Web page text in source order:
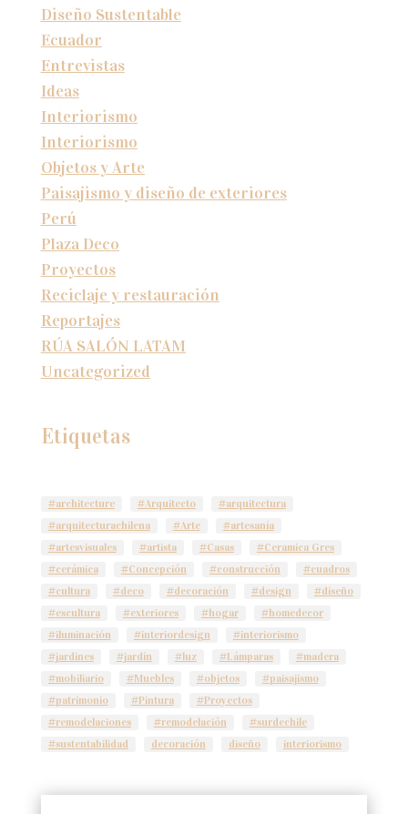
Diseño Sustentable
Ecuador
Entrevistas
Ideas
Interiorismo
Interiorismo
Objetos y Arte
Paisajismo y diseño de exteriores
Perú
Plaza Deco
Proyectos
Reciclaje y restauración
Reportajes
RÚA SALÓN LATAM
Uncategorized
Etiquetas
#architecture #Arquitecto
#arquitectura
#arquitecturachilena
#Arte
#artesanía
#artesvisuales
#artista #Casas
#Ceramica Gres
#cerámica
#Concepción #construcción
#cuadros
#cultura
#deco #decoración #design
#diseño
#escultura
#exteriores #hogar
#homedecor
#iluminación
#interiordesign
#interiorismo
#jardines
#jardín #luz #Lámparas
#madera
#mobiliario
#Muebles #objetos
#paisajismo
#patrimonio
#Pintura
#Proyectos
#remodelaciones
#remodelación
#surdechile
#sustentabilidad
decoración diseño interiorismo